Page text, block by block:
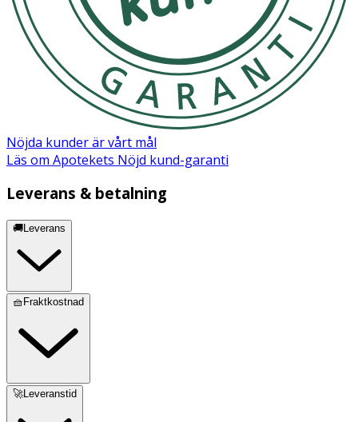
Nöjda kunder är vårt mål
Läs om Apotekets Nöjd kund-garanti
Leverans & betalning
🚚Leverans
🧺Fraktkostnad
🚀Leveranstid